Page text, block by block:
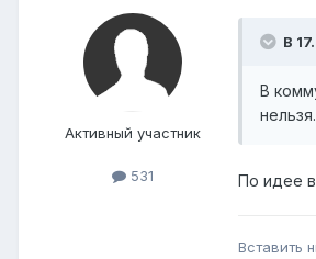
Активный участник
531
В
В
нельзя.
По идее в
Вставить